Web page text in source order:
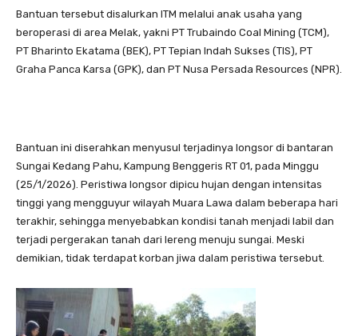
Bantuan tersebut disalurkan ITM melalui anak usaha yang
beroperasi di area Melak, yakni PT Trubaindo Coal Mining (TCM),
PT Bharinto Ekatama (BEK), PT Tepian Indah Sukses (TIS), PT
Graha Panca Karsa (GPK), dan PT Nusa Persada Resources (NPR).
Bantuan ini diserahkan menyusul terjadinya longsor di bantaran
Sungai Kedang Pahu, Kampung Benggeris RT 01, pada Minggu
(25/1/2026). Peristiwa longsor dipicu hujan dengan intensitas
tinggi yang mengguyur wilayah Muara Lawa dalam beberapa hari
terakhir, sehingga menyebabkan kondisi tanah menjadi labil dan
terjadi pergerakan tanah dari lereng menuju sungai. Meski
demikian, tidak terdapat korban jiwa dalam peristiwa tersebut.